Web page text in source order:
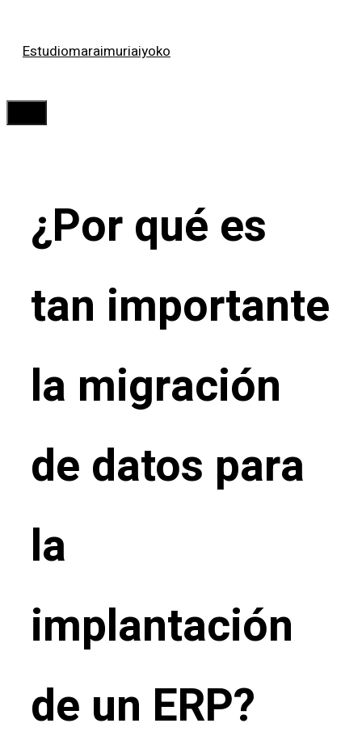
Estudiomaraimuriaiyoko
¿Por qué es
tan importante
la migración
de datos para
la
implantación
de un ERP?